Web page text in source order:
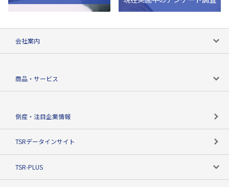
会社案内
商品・サービス
倒産・注目企業情報
TSRデータインサイト
TSR-PLUS